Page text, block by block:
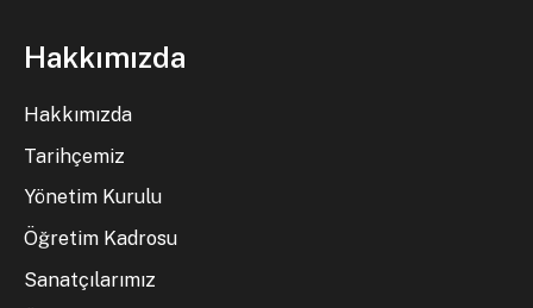
Hakkımızda
Hakkımızda
Tarihçemiz
Yönetim Kurulu
Öğretim Kadrosu
Sanatçılarımız